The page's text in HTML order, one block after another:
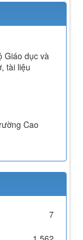
dục và
liệu
Cao
2026
hỗ trợ
vụ trong
7